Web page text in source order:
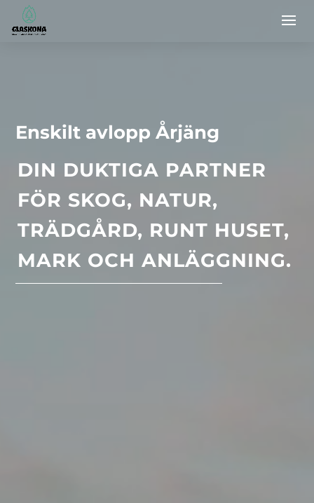
Enskilt avlopp Årjäng
DIN DUKTIGA PARTNER
FÖR SKOG, NATUR,
TRÄDGÅRD, RUNT HUSET,
MARK OCH ANLÄGGNING.